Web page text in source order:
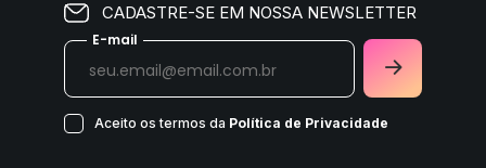
CADASTRE-SE EM NOSSA NEWSLETTER
E-mail
Aceito os termos da Política de Privacidade